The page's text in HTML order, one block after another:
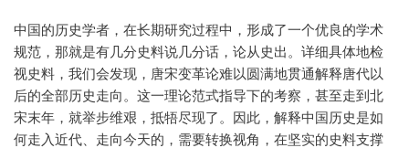
中国的历史学者，在长期研究过程中，形成了一个优良的学术
规范，那就是有几分史料说几分话，论从史出。详细具体地检
视史料，我们会发现，唐宋变革论难以圆满地贯通解释唐代以
后的全部历史走向。这一理论范式指导下的考察，甚至走到北
宋末年，就举步维艰，抵牾尽现了。因此，解释中国历史是如
何走入近代、走向今天的，需要转换视角，在坚实的史料支撑